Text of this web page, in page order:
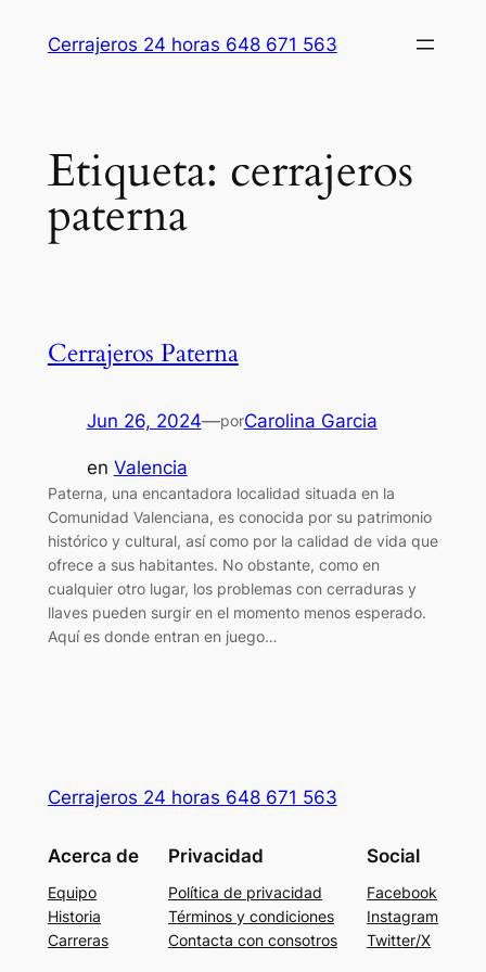
Cerrajeros 24 horas 648 671 563
Etiqueta: cerrajeros
paterna
Cerrajeros Paterna
Jun 26, 2024—porCarolina Garcia
en Valencia
Paterna, una encantadora localidad situada en la
Comunidad Valenciana, es conocida por su patrimonio
histórico y cultural, así como por la calidad de vida que
ofrece a sus habitantes. No obstante, como en
cualquier otro lugar, los problemas con cerraduras y
llaves pueden surgir en el momento menos esperado.
Aquí es donde entran en juego…
Cerrajeros 24 horas 648 671 563
Acerca de
Equipo
Historia
Carreras
Privacidad
Política de privacidad
Términos y condiciones
Contacta con consotros
Social
Facebook
Instagram
Twitter/X